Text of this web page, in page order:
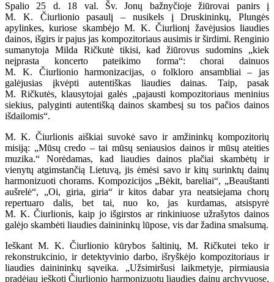
Spalio 25 d. 18 val. Šv. Jonų bažnyčioje žiūrovai panirs į
M. K. Čiurlionio pasaulį – nusikels į Druskininkų, Plungės
apylinkes, kuriose skambėjo M. K. Čiurlionį žavėjusios liaudies
dainos, išgirs ir pajus jas kompozitoriaus ausimis ir širdimi. Renginio
sumanytoja Milda Ričkutė tikisi, kad žiūrovus sudomins „kiek
neįprasta koncerto pateikimo forma“: chorai dainuos
M. K. Čiurlionio harmonizacijas, o folkloro ansambliai – jas
galėjusias įkvėpti autentiškas liaudies dainas. Taip, pasak
M. Ričkutės, klausytojai galės „pajausti kompozitoriaus meninius
siekius, palyginti autentišką dainos skambesį su tos pačios dainos
išdailomis“.
M. K. Čiurlionis aiškiai suvokė savo ir amžininkų kompozitorių
misiją: „Mūsų credo – tai mūsų seniausios dainos ir mūsų ateities
muzika.“ Norėdamas, kad liaudies dainos plačiai skambėtų ir
vienytų atgimstančią Lietuvą, jis ėmėsi savo ir kitų surinktų dainų
harmonizuoti chorams. Kompozicijos „Bėkit, bareliai“, „Beauštanti
aušrelė“, „Oi, giria, giria“ ir kitos dabar yra neatsiejama chorų
repertuaro dalis, bet tai, nuo ko, jas kurdamas, atsispyrė
M. K. Čiurlionis, kaip jo išgirstos ar rinkiniuose užrašytos dainos
galėjo skambėti liaudies dainininkų lūpose, vis dar žadina smalsumą.
Ieškant M. K. Čiurlionio kūrybos šaltinių, M. Ričkutei teko ir
rekonstrukcinio, ir detektyvinio darbo, išryškėjo kompozitoriaus ir
liaudies dainininkų sąveika. „Užsimiršusi laikmetyje, pirmiausia
pradėjau ieškoti Čiurlionio harmonizuotų liaudies dainų archyvuose,